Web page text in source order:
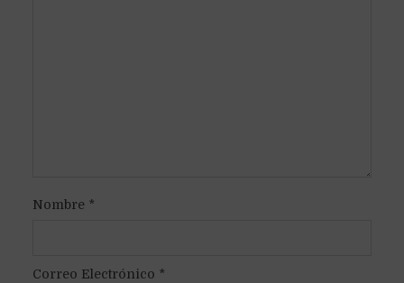
Nombre*
Correo Electrónico *